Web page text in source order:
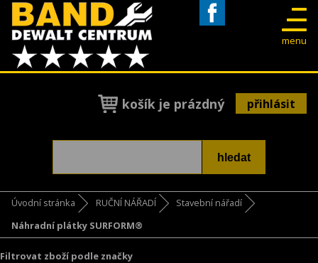
menu
košík je prázdný přihlásit
Úvodní stránka RUČNÍ NÁŘADÍ
Stavební nářadí
Náhradní plátky SURFORM®
Filtrovat zboží podle značky